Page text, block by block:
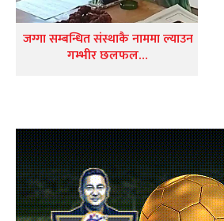
जग्गा सम्बन्धित संस्थाकै नाममा ल्याउन
गम्भीर छलफल…